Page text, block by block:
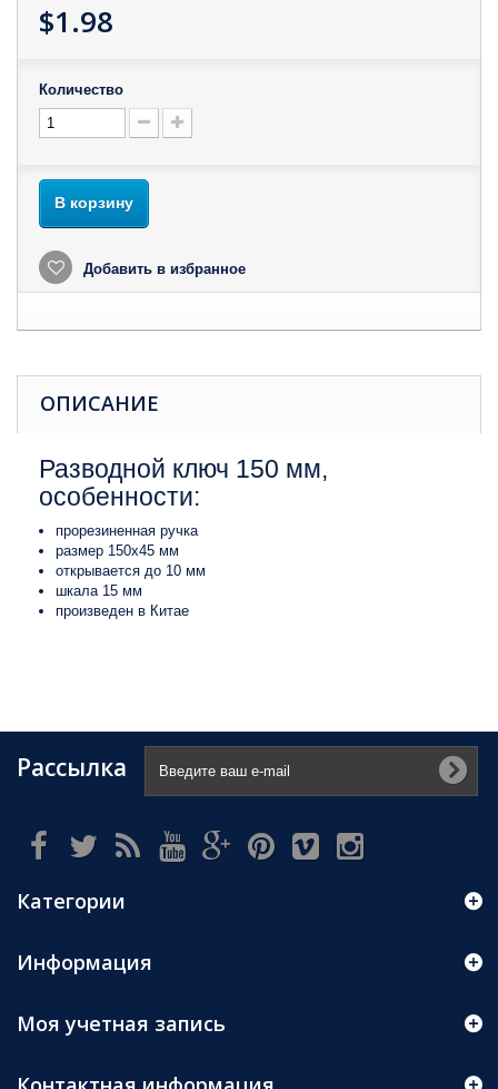
$1.98
Количество
В корзину
Добавить в избранное
ОПИСАНИЕ
Разводной ключ 150 мм,
особенности:
прорезиненная ручка
размер 150x45 мм
открывается до 10 мм
шкала 15 мм
произведен в Китае
Рассылка
Категории
Информация
Моя учетная запись